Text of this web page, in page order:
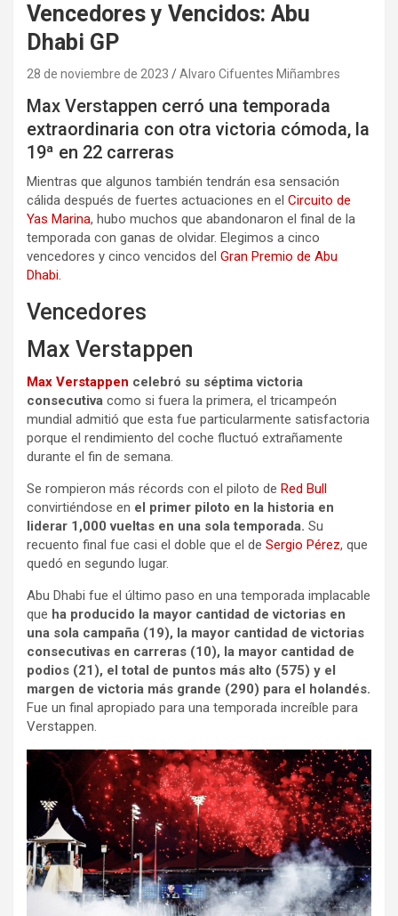
Vencedores y Vencidos: Abu
Dhabi GP
28 de noviembre de 2023 Alvaro Cifuentes Miñambres
Max Verstappen cerró una temporada
extraordinaria con otra victoria cómoda, la
19ª en 22 carreras
Mientras que algunos también tendrán esa sensación
cálida después de fuertes actuaciones en el Circuito de
Yas Marina, hubo muchos que abandonaron el final de la
temporada con ganas de olvidar. Elegimos a cinco
vencedores y cinco vencidos del Gran Premio de Abu
Dhabi.
Vencedores
Max Verstappen
Max Verstappen celebró su séptima victoria
consecutiva como si fuera la primera, el tricampeón
mundial admitió que esta fue particularmente satisfactoria
porque el rendimiento del coche fluctuó extrañamente
durante el fin de semana.
Se rompieron más récords con el piloto de Red Bull
convirtiéndose en el primer piloto en la historia en
liderar 1,000 vueltas en una sola temporada. Su
recuento final fue casi el doble que el de Sergio Pérez, que
quedó en segundo lugar.
Abu Dhabi fue el último paso en una temporada implacable
que ha producido la mayor cantidad de victorias en
una sola campaña (19), la mayor cantidad de victorias
consecutivas en carreras (10), la mayor cantidad de
podios (21), el total de puntos más alto (575) y el
margen de victoria más grande (290) para el holandés.
Fue un final apropiado para una temporada increíble para
Verstappen.